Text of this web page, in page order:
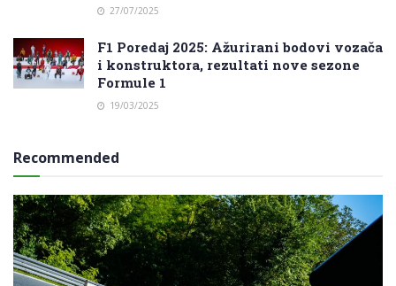
27/07/2025
F1 Poredaj 2025: Ažurirani bodovi vozača
i konstruktora, rezultati nove sezone
Formule 1
19/03/2025
Recommended